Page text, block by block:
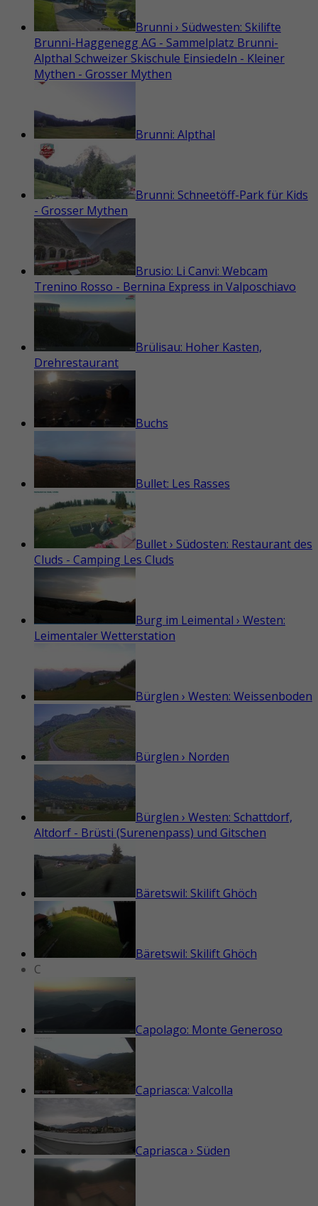
Brunni › Südwesten: Skilifte
Brunni-Haggenegg AG - Sammelplatz Brunni-
Alpthal Schweizer Skischule Einsiedeln - Kleiner
Mythen - Grosser Mythen
Brunni: Alpthal
Brunni: Schneetöff-Park für Kids
- Grosser Mythen
Brusio: Li Canvi: Webcam
Trenino Rosso - Bernina Express in Valposchiavo
Brülisau: Hoher Kasten,
Drehrestaurant
Buchs
Bullet: Les Rasses
Bullet › Südosten: Restaurant des
Cluds - Camping Les Cluds
Burg im Leimental › Westen:
Leimentaler Wetterstation
Bürglen › Westen: Weissenboden
Bürglen › Norden
Bürglen › Westen: Schattdorf,
Altdorf - Brüsti (Surenenpass) und Gitschen
Bäretswil: Skilift Ghöch
Bäretswil: Skilift Ghöch
C
Capolago: Monte Generoso
Capriasca: Valcolla
Capriasca › Süden